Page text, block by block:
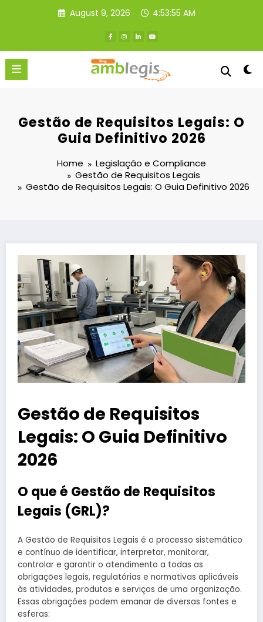
August 9, 2026 4:53:55 AM
Gestão de Requisitos Legais: O
Guia Definitivo 2026
Home
Legislação e Compliance
Gestão de Requisitos Legais
Gestão de Requisitos Legais: O Guia Definitivo 2026
Gestão de Requisitos
Legais: O Guia Definitivo
2026
O que é Gestão de Requisitos
Legais (GRL)?
A Gestão de Requisitos Legais é o processo sistemático
e contínuo de identificar, interpretar, monitorar,
controlar e garantir o atendimento a todas as
obrigações legais, regulatórias e normativas aplicáveis ​​
às atividades, produtos e serviços de uma organização.
Essas obrigações podem emanar de diversas fontes e
esferas: